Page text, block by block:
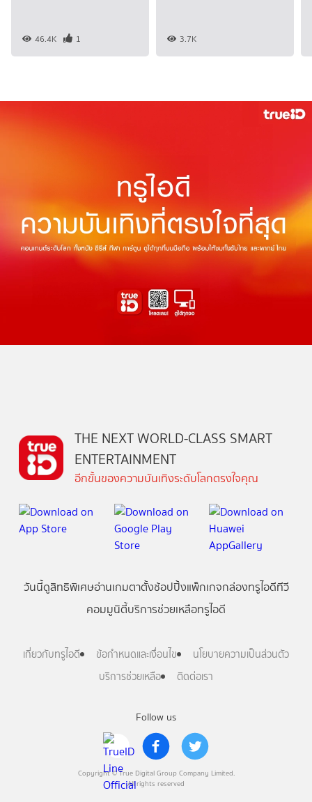
46.4K 1 3.7K
Follow us
Copyright © True Digital Group Company Limited.
All rights reserved
THE NEXT WORLD-CLASS SMART
ENTERTAINMENT
อีกขั้นของความบันเทิงระดับโลกตรงใจคุณ
วันนี้ดูสิทธิพิเศษอ่านเกมตาตั้งช้อปปิ้งแพ็กเกจกล่องทรูไอดีทีวี
คอมมูนิตี้บริการช่วยเหลือทรูไอดี
เกี่ยวกับทรูไอดี ข้อกำหนดและเงื่อนไข
นโยบายความเป็นส่วนตัว
บริการช่วยเหลือ
ติดต่อเรา